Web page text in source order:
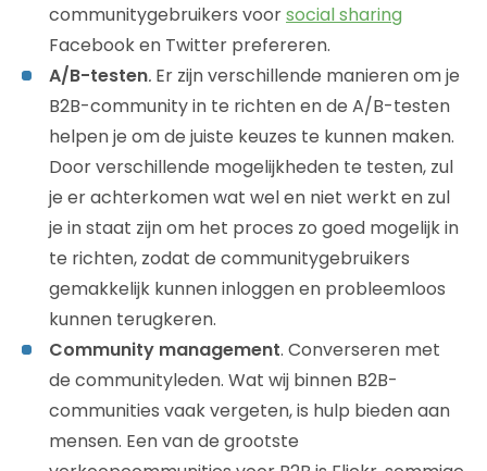
communitygebruikers voorsocial sharing
Facebook en Twitter prefereren.
A/B-testen. Er zijn verschillende manieren om je
B2B-community in te richten en de A/B-testen
helpen je om de juiste keuzes te kunnen maken.
Door verschillende mogelijkheden te testen, zul
je er achterkomen wat wel en niet werkt en zul
je in staat zijn om het proces zo goed mogelijk in
te richten, zodat de communitygebruikers
gemakkelijk kunnen inloggen en probleemloos
kunnen terugkeren.
Community management. Converseren met
de communityleden. Wat wij binnen B2B-
communities vaak vergeten, is hulp bieden aan
mensen. Een van de grootste